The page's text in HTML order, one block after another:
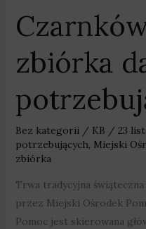
zbiórka
Bez kategorii/ KB / 23
potrzebujących, Miejski
zbiórka
Trwa tradycyjna
przez Miejski Ośrodek
Pomoc jest skierowana
Czarnków:
Trwa
zbiórka
darów
potrzebujących